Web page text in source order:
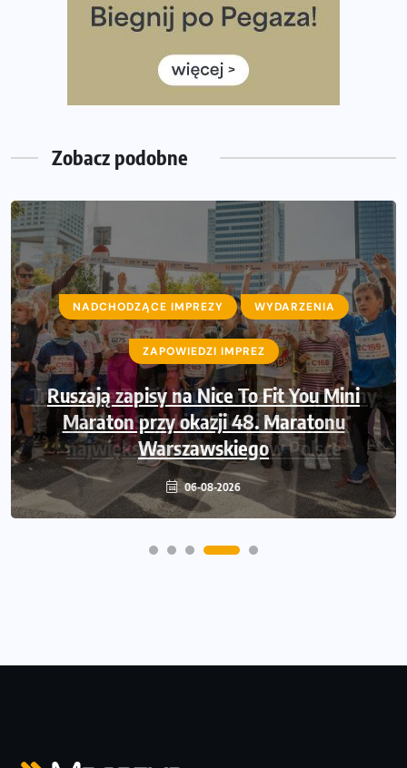
Rozbiegany Olsztyn szykuje się na weekend z
Już w tę sobotę 35. Bieg Powstania Warszawskiego.
Wystartuje rekordowa liczba uczestników
Zobacz podobne
NADCHODZĄCE IMPREZY WYDARZENIA
ZAPOWIEDZI IMPREZ
Ruszają zapisy na Nice To Fit You Mini
Maraton przy okazji 48. Maratonu
Warszawskiego
06-08-2026